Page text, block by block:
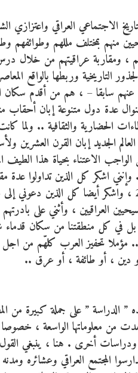
الاجتماعي العراقي واعتزازي
منهم بمختلف مللهم وطوائفهم
، ومقاربة عراقيتهم من
التاريخية وربطها بالواقع
سابقا – ، هم من أقدم سكان
عدة دول متنوعة إبان أحقاب
الحضارية والثقافية .. ولما
الجديد إبان القرن العشرين
الاعتناء بحياة هذا الطيف
.. وإنني اشكر كل الذين تداولوا
العراقيين منذ العام 2003 ، واشكر أيضا كل
العراقيين ، وأثني على بادرتهم
في كل منطقتنا من سكان قدماء
مؤملا تحفيز العرب كلهّم من اجل
دين ، أو طائفة ، أو عرق ..
الدراسة ” على جملة كبيرة من
من معلوماتها الواسعة ،
أخرى . هنا ، ينبغي
المجتمع العراقي وعشائره